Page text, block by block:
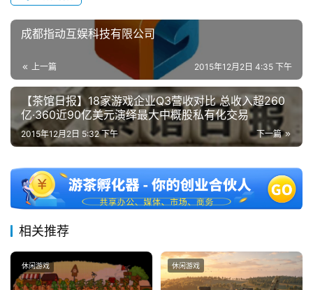
成都指动互娱科技有限公司
上一篇 2015年12月2日 4:35 下午
【茶馆日报】18家游戏企业Q3营收对比 总收入超260
亿·360近90亿美元演绎最大中概股私有化交易
下一篇
2015年12月2日 5:32 下午
相关推荐
休闲游戏 休闲游戏